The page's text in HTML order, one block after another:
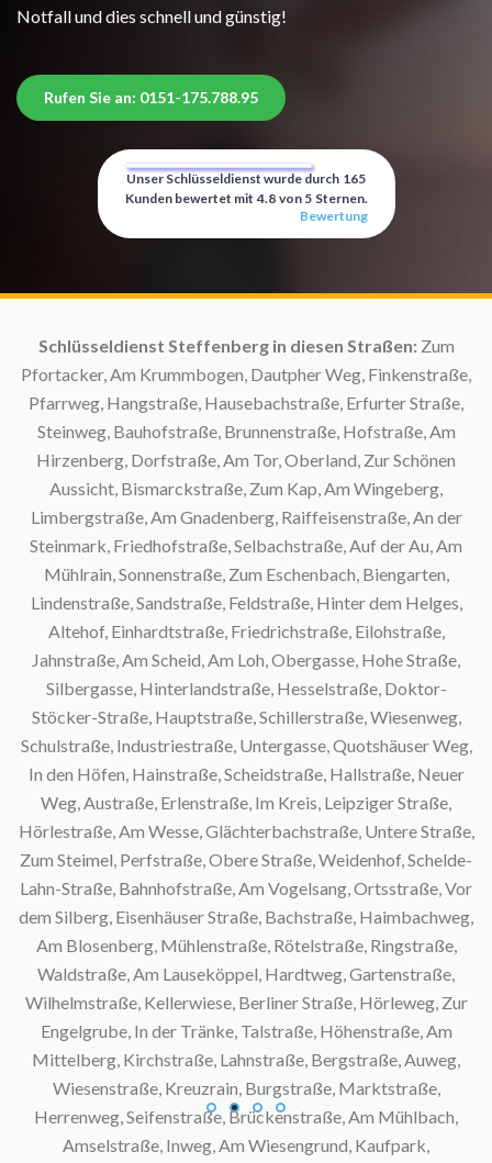
Notfall und dies schnell und günstig!
Rufen Sie an: 0151-175.788.95
Unser Schlüsseldienst wurde durch 165
Kunden bewertet mit 4.8 von 5 Sternen.
Bewertung
Schlüsseldienst Steffenberg in diesen Straßen:Zum
Pfortacker, Am Krummbogen, Dautpher Weg, Finkenstraße,
Pfarrweg, Hangstraße, Hausebachstraße, Erfurter Straße,
Steinweg, Bauhofstraße, Brunnenstraße, Hofstraße, Am
Hirzenberg, Dorfstraße, Am Tor, Oberland, Zur Schönen
Aussicht, Bismarckstraße, Zum Kap, Am Wingeberg,
Limbergstraße, Am Gnadenberg, Raiffeisenstraße, An der
Steinmark, Friedhofstraße, Selbachstraße, Auf der Au, Am
Mühlrain, Sonnenstraße, Zum Eschenbach, Biengarten,
Lindenstraße, Sandstraße, Feldstraße, Hinter dem Helges,
Altehof, Einhardtstraße, Friedrichstraße, Eilohstraße,
Jahnstraße, Am Scheid, Am Loh, Obergasse, Hohe Straße,
Silbergasse, Hinterlandstraße, Hesselstraße, Doktor-
Stöcker-Straße, Hauptstraße, Schillerstraße, Wiesenweg,
Schulstraße, Industriestraße, Untergasse, Quotshäuser Weg,
In den Höfen, Hainstraße, Scheidstraße, Hallstraße, Neuer
Weg, Austraße, Erlenstraße, Im Kreis, Leipziger Straße,
Hörlestraße, Am Wesse, Glächterbachstraße, Untere Straße,
Zum Steimel, Perfstraße, Obere Straße, Weidenhof, Schelde-
Lahn-Straße, Bahnhofstraße, Am Vogelsang, Ortsstraße, Vor
dem Silberg, Eisenhäuser Straße, Bachstraße, Haimbachweg,
Am Blosenberg, Mühlenstraße, Rötelstraße, Ringstraße,
Waldstraße, Am Lauseköppel, Hardtweg, Gartenstraße,
Wilhelmstraße, Kellerwiese, Berliner Straße, Hörleweg, Zur
Engelgrube, In der Tränke, Talstraße, Höhenstraße, Am
Mittelberg, Kirchstraße, Lahnstraße, Bergstraße, Auweg,
Wiesenstraße, Kreuzrain, Burgstraße, Marktstraße,
Herrenweg, Seifenstraße, Brückenstraße, Am Mühlbach,
Amselstraße, Inweg, Am Wiesengrund, Kaufpark,